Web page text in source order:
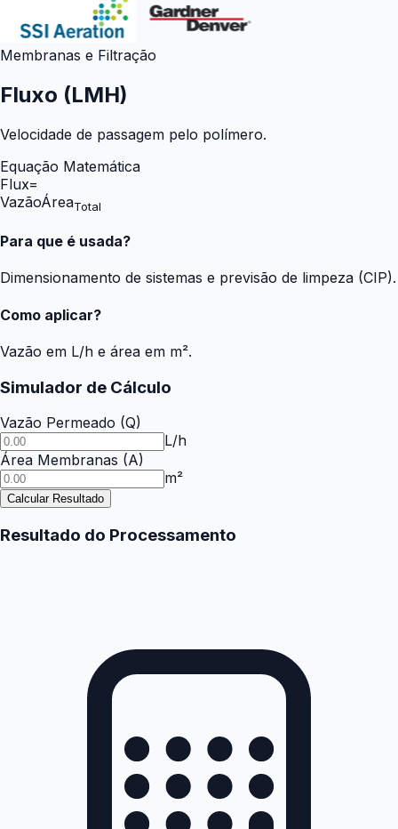
Membranas e Filtração
Fluxo (LMH)
Velocidade de passagem pelo polímero.
Equação Matemática
Flux=
VazãoÁreaTotal
Para que é usada?
Dimensionamento de sistemas e previsão de limpeza (CIP).
Como aplicar?
Vazão em L/h e área em m².
Simulador de Cálculo
Vazão Permeado (Q)
L/h
Área Membranas (A)
m²
Calcular Resultado
Resultado do Processamento